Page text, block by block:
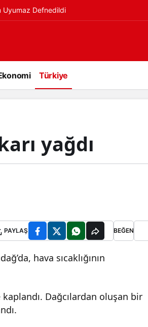
Uyumaz Defnedildi
Türkiye
yağdı
PAYLAŞ BEĞEN
hava sıcaklığının
kaplandı. Dağcılardan oluşan bir